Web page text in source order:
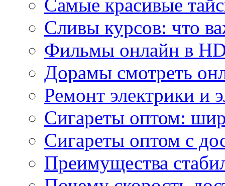
Самые красивые
Сливы курсов: что
Фильмы онлайн в
Дорамы смотреть
Ремонт электрики и
Сигареты оптом:
Сигареты оптом с
Преимущества